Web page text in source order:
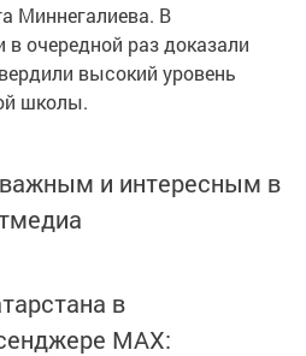
Миннегалиева. В
очередной раз доказали
высокий уровень
школы.
и интересным в
в
MАХ: